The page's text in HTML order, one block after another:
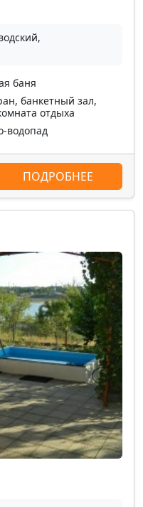
баня
банкетный зал,
отдыха
водопад
ПОДРОБНЕЕ